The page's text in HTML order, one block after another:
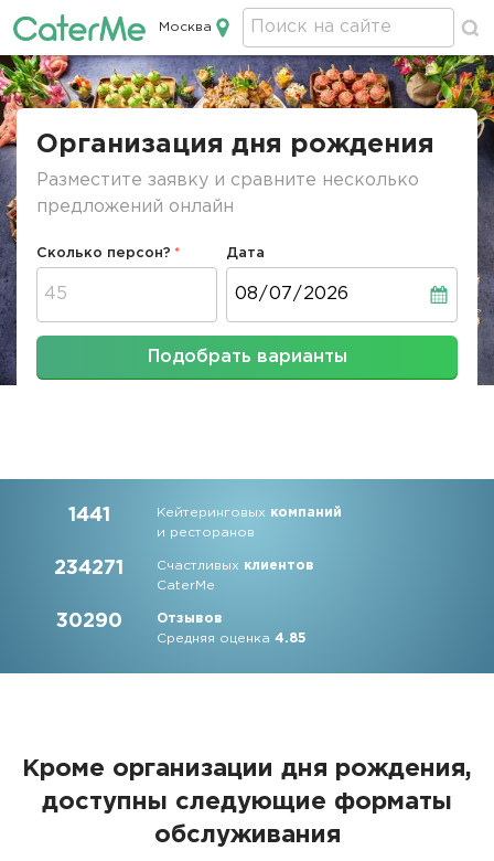
Кейтеринг в Москве
Москва
Строка
Организация дня рождения
Разместите заявку и сравните несколько
предложений онлайн
Сколько персон? Дата
Подобрать варианты
1441 Кейтеринговых компаний
и ресторанов
234271 Счастливых клиентов
CaterMe
30290
Отзывов
Средняя оценка4.85
Кроме организации дня рождения,
доступны следующие форматы
обслуживания